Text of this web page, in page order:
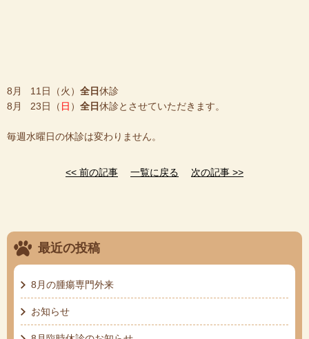
8月 11日（火） 全日休診
8月 23日（ 日 ） 全日休診とさせていただきます。
毎週水曜日の休診は変わりません。
<< 前の記事 一覧に戻る 次の記事 >>
最近の投稿
8月の腫瘍専門外来
お知らせ